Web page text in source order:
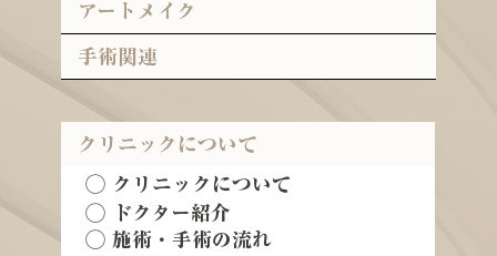
アートメイク
手術関連
クリニックについて
◯ クリニックについて
◯ ドクター紹介
◯ 施術・手術の流れ